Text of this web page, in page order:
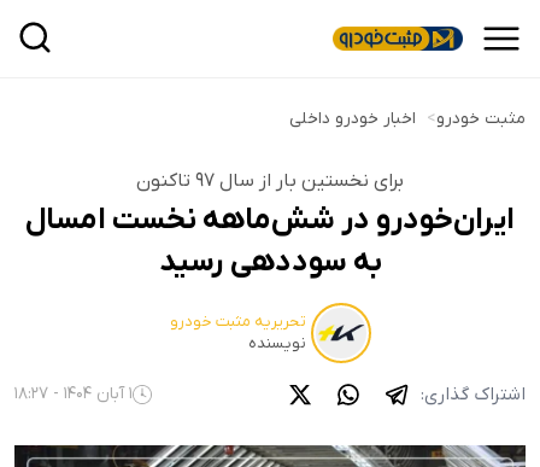
مثبت خودرو> اخبار خودرو داخلی
برای نخستین بار از سال ۹۷ تاکنون
ایران‌خودرو در شش‌ماهه نخست امسال
به سوددهی رسید
تحریریه مثبت خودرو
نویسنده
اشتراک گذاری: 1 آبان 1404 - 18:27